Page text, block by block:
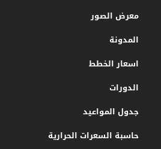
معرض الصور
المدونة
اسعار الخطط
الدورات
جدول المواعيد
حاسبة السعرات الحرارية